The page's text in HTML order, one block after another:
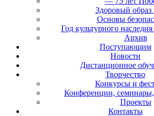
Здоровый
Основы
Год культурного
Архив
Поступающим
Новости
Дистанционное
Творчество
Конкурсы и
Конференции, семинары,
Проекты
Контакты